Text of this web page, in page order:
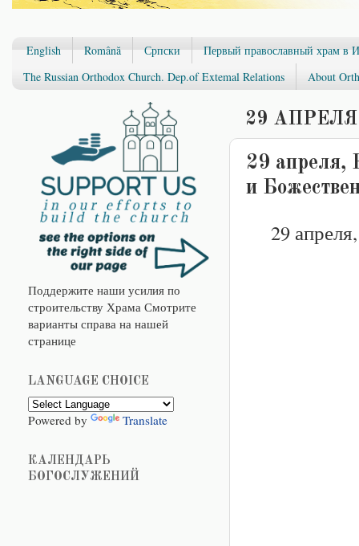
English Română Српски
Первый православный храм в
The Russian Orthodox Church. Dep.of Extemal Relations
About
29 АПРЕЛЯ
29 апреля,
и
29
Поддержите наши усилия по
строительству Храма Смотрите
варианты справа на нашей
странице
LANGUAGE CHOICE
Powered by Translate
КАЛЕНДАРЬ
БОГОСЛУЖЕНИЙ